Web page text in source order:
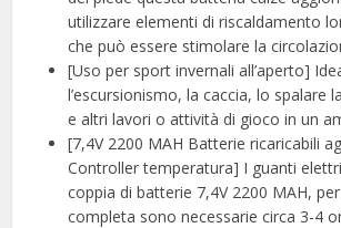
utilizzare elementi di riscaldamento
che può essere stimolare la
[Uso per sport invernali all’aperto]
l’escursionismo, la caccia, lo spalare
e altri lavori o attività di gioco in un
[7,4V 2200 MAH Batterie ricaricabili
Controller temperatura] I guanti
coppia di batterie 7,4V 2200 MAH,
completa sono necessarie circa 3-4